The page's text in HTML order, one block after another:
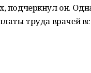
подчеркнул он.
труда врачей